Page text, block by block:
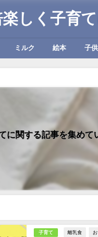
しく子育
ミルク 絵本 子
に関する記事を集めて
子育て 離乳食